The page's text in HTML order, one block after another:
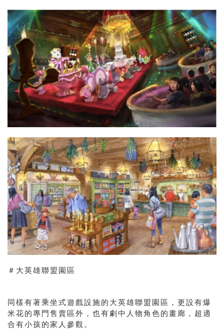
＃大英雄聯盟園區
同樣有著乘坐式遊戲設施的大英雄聯盟園區，更設有爆
米花的專門售賣區外，也有劇中人物角色的畫廊，超適
合有小孩的家人參觀。